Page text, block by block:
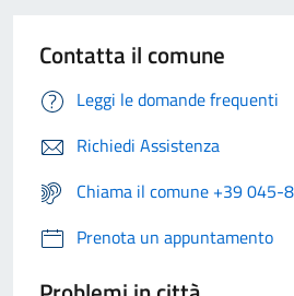
Contatta il comune
Leggi le domande frequenti
Richiedi Assistenza
Chiama il comune +39 045-
Prenota un appuntamento